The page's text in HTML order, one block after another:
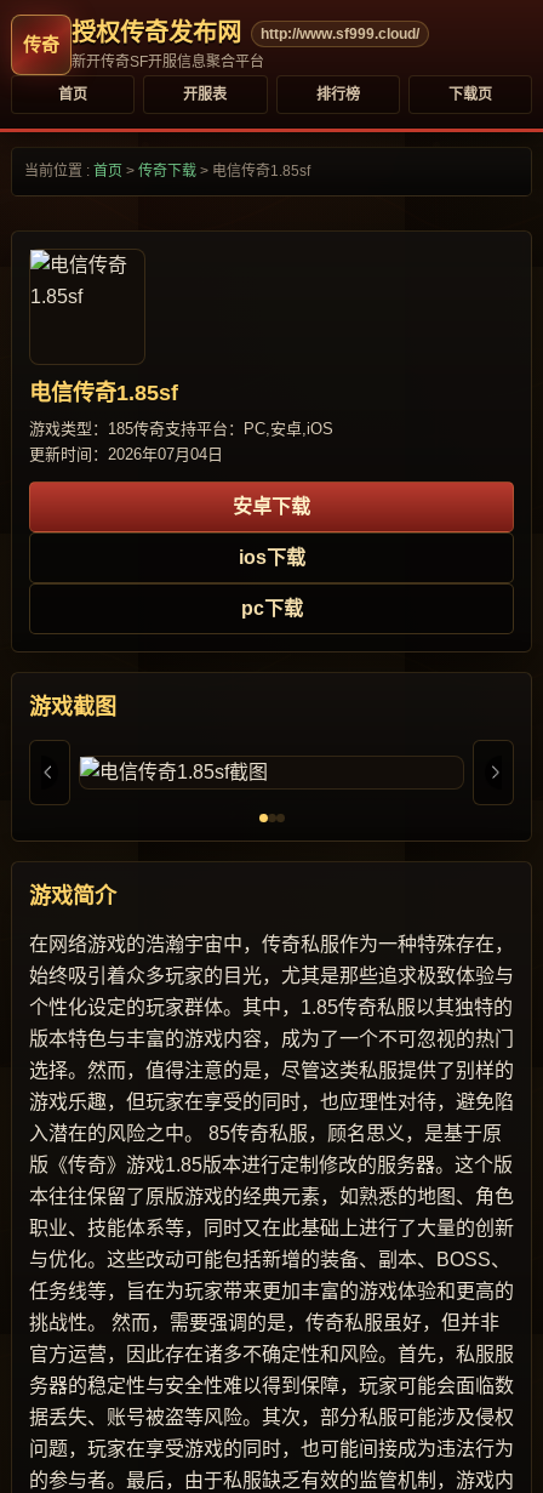
授权传奇发布网
http://www.sf999.cloud/
新开传奇SF开服信息聚合平台
首页
开服表 排行榜 下载页
当前位置 : 首页 > 传奇下载 > 电信传奇1.85sf
电信传奇1.85sf
游戏类型：185传奇支持平台：PC,安卓,iOS
更新时间：2026年07月04日
安卓下载
ios下载
pc下载
游戏截图
游戏简介
在网络游戏的浩瀚宇宙中，传奇私服作为一种特殊存在，
始终吸引着众多玩家的目光，尤其是那些追求极致体验与
个性化设定的玩家群体。其中，1.85传奇私服以其独特的
版本特色与丰富的游戏内容，成为了一个不可忽视的热门
选择。然而，值得注意的是，尽管这类私服提供了别样的
游戏乐趣，但玩家在享受的同时，也应理性对待，避免陷
入潜在的风险之中。 85传奇私服，顾名思义，是基于原
版《传奇》游戏1.85版本进行定制修改的服务器。这个版
本往往保留了原版游戏的经典元素，如熟悉的地图、角色
职业、技能体系等，同时又在此基础上进行了大量的创新
与优化。这些改动可能包括新增的装备、副本、BOSS、
任务线等，旨在为玩家带来更加丰富的游戏体验和更高的
挑战性。 然而，需要强调的是，传奇私服虽好，但并非
官方运营，因此存在诸多不确定性和风险。首先，私服服
务器的稳定性与安全性难以得到保障，玩家可能会面临数
据丢失、账号被盗等风险。其次，部分私服可能涉及侵权
问题，玩家在享受游戏的同时，也可能间接成为违法行为
的参与者。最后，由于私服缺乏有效的监管机制，游戏内